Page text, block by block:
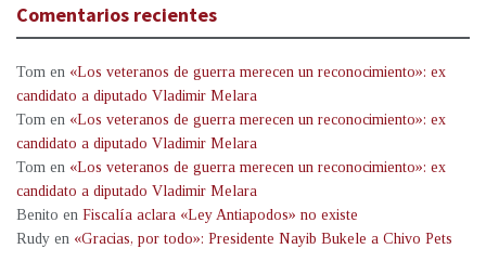
Comentarios recientes
Tom en «Los veteranos de guerra merecen un reconocimiento»: ex
candidato a diputado Vladimir Melara
Tom en «Los veteranos de guerra merecen un reconocimiento»: ex
candidato a diputado Vladimir Melara
Tom en «Los veteranos de guerra merecen un reconocimiento»: ex
candidato a diputado Vladimir Melara
Benito en Fiscalía aclara «Ley Antiapodos» no existe
Rudy en «Gracias, por todo»: Presidente Nayib Bukele a Chivo Pets